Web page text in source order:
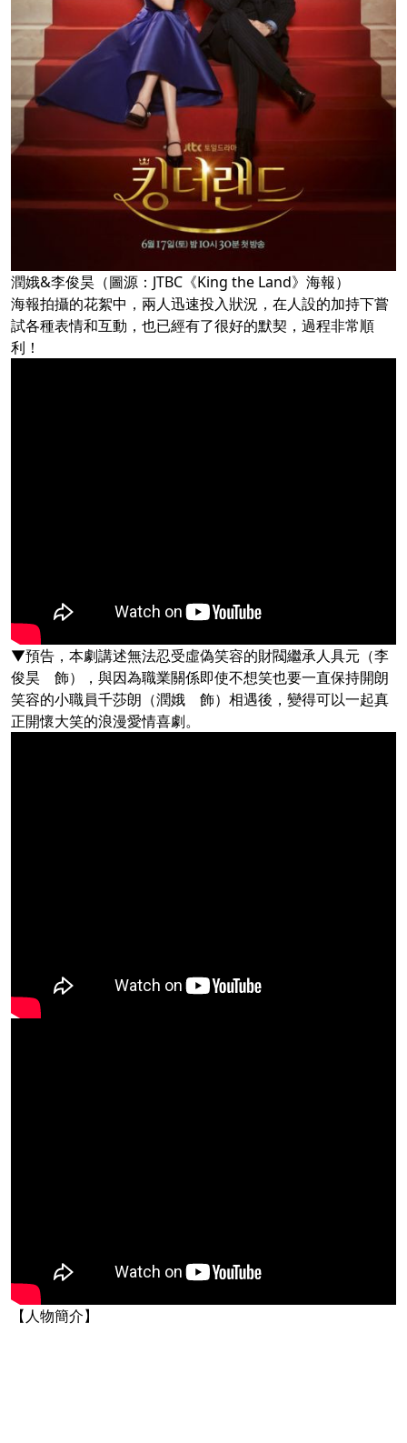
潤娥&李俊昊（圖源：JTBC《King the Land》海報）
海報拍攝的花絮中，兩人迅速投入狀況，在人設的加持下嘗
試各種表情和互動，也已經有了很好的默契，過程非常順
利！
▼預告，本劇講述無法忍受虛偽笑容的財閥繼承人具元（李
俊昊 飾），與因為職業關係即使不想笑也要一直保持開朗
笑容的小職員千莎朗（潤娥 飾）相遇後，變得可以一起真
正開懷大笑的浪漫愛情喜劇。
【人物簡介】